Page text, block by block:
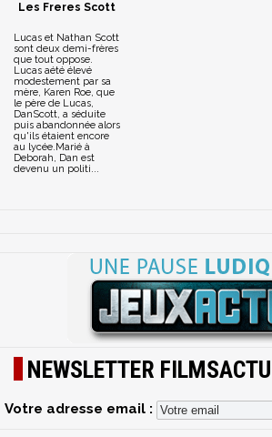
Les Freres Scott
Lucas et Nathan Scott
sont deux demi-frères
que tout oppose.
Lucas aété élevé
modestement par sa
mère, Karen Roe, que
le père de Lucas,
DanScott, a séduite
puis abandonnée alors
qu'ils étaient encore
au lycée.Marié à
Deborah, Dan est
devenu un politi...
NEWSLETTER FILMSACTU
Votre adresse email :